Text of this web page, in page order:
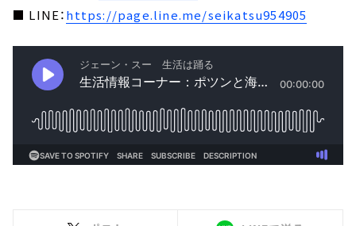
■ LINE：https://page.line.me/seikatsu954905